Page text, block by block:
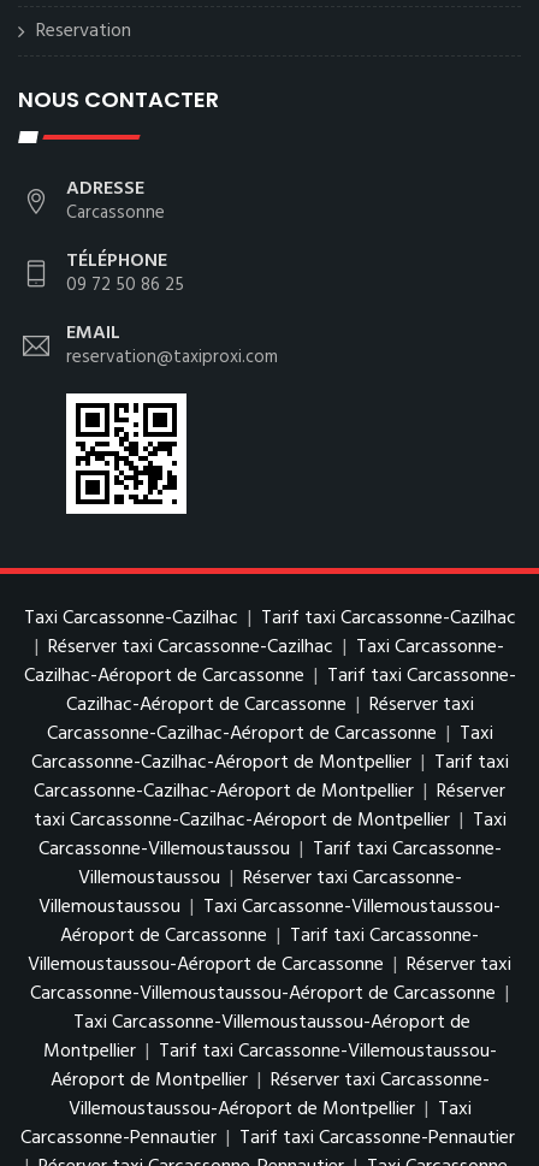
Reservation
NOUS CONTACTER
ADRESSE
Carcassonne
TÉLÉPHONE
09 72 50 86 25
EMAIL
reservation@taxiproxi.com
Taxi Carcassonne-Cazilhac | Tarif taxi Carcassonne-Cazilhac
| Réserver taxi Carcassonne-Cazilhac | Taxi Carcassonne-
Cazilhac-Aéroport de Carcassonne | Tarif taxi Carcassonne-
Cazilhac-Aéroport de Carcassonne | Réserver taxi
Carcassonne-Cazilhac-Aéroport de Carcassonne | Taxi
Carcassonne-Cazilhac-Aéroport de Montpellier | Tarif taxi
Carcassonne-Cazilhac-Aéroport de Montpellier | Réserver
taxi Carcassonne-Cazilhac-Aéroport de Montpellier | Taxi
Carcassonne-Villemoustaussou | Tarif taxi Carcassonne-
Villemoustaussou | Réserver taxi Carcassonne-
Villemoustaussou | Taxi Carcassonne-Villemoustaussou-
Aéroport de Carcassonne | Tarif taxi Carcassonne-
Villemoustaussou-Aéroport de Carcassonne | Réserver taxi
Carcassonne-Villemoustaussou-Aéroport de Carcassonne |
Taxi Carcassonne-Villemoustaussou-Aéroport de
Montpellier | Tarif taxi Carcassonne-Villemoustaussou-
Aéroport de Montpellier | Réserver taxi Carcassonne-
Villemoustaussou-Aéroport de Montpellier | Taxi
Carcassonne-Pennautier | Tarif taxi Carcassonne-Pennautier